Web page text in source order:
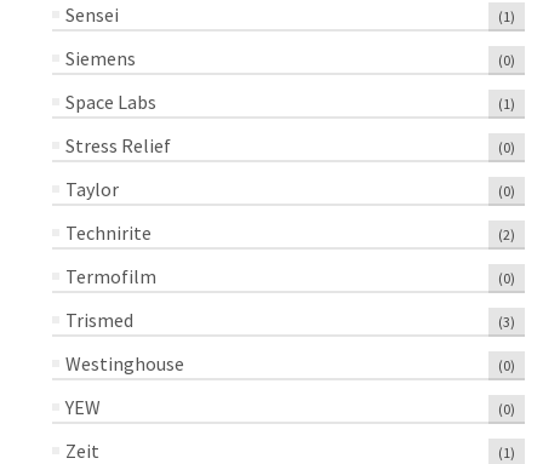
Sensei (1)
Siemens (0)
Space Labs (1)
Stress Relief (0)
Taylor (0)
Technirite (2)
Termofilm (0)
Trismed (3)
Westinghouse (0)
YEW (0)
Zeit (1)